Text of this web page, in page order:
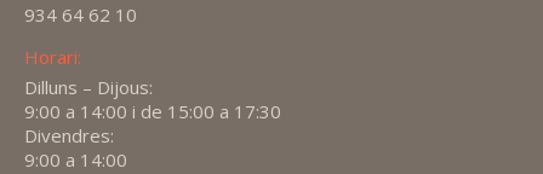
934 64 62 10
Horari:
Dilluns – Dijous:
9:00 a 14:00 i de 15:00 a 17:30
Divendres:
9:00 a 14:00